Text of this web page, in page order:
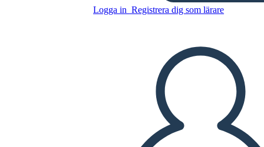
Logga in Registrera dig som lärare
SKAPA EN STORYBOARD
SPELA UPP BILDSPEL
LÄS FÖR MIG